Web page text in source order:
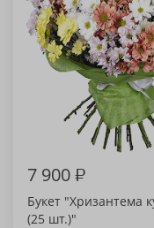
7 900₽
Букет "Хризантема
(25 шт.)"